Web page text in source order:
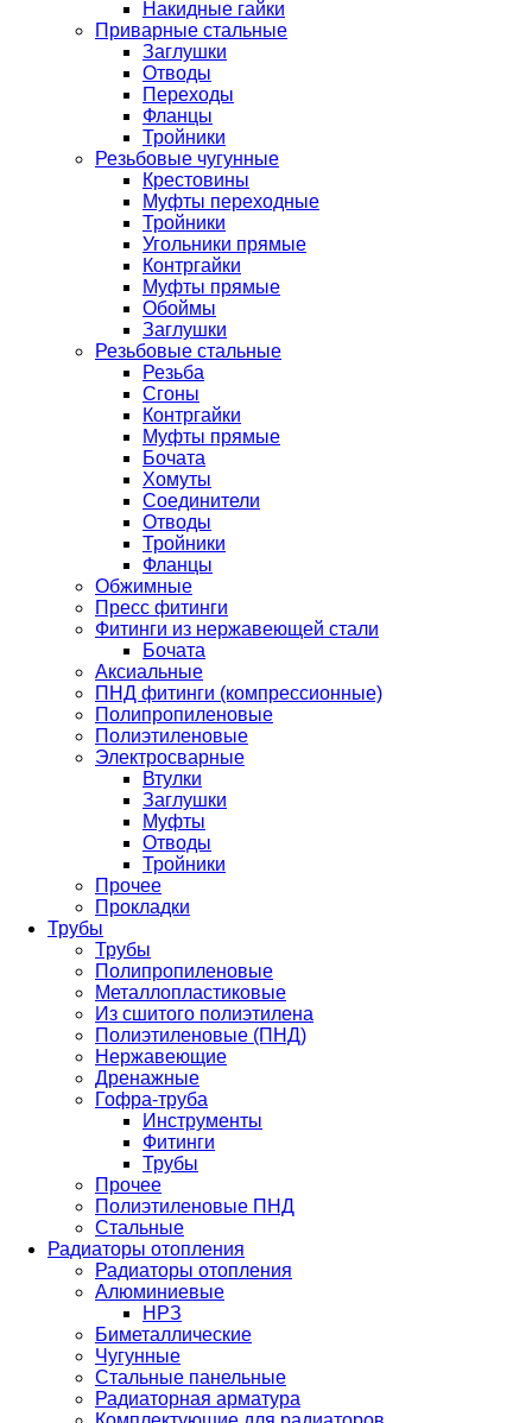
Накидные гайки
Приварные стальные
Заглушки
Отводы
Переходы
Фланцы
Тройники
Резьбовые чугунные
Крестовины
Муфты переходные
Тройники
Угольники прямые
Контргайки
Муфты прямые
Обоймы
Заглушки
Резьбовые стальные
Резьба
Сгоны
Контргайки
Муфты прямые
Бочата
Хомуты
Соединители
Отводы
Тройники
Фланцы
Обжимные
Пресс фитинги
Фитинги из нержавеющей стали
Бочата
Аксиальные
ПНД фитинги (компрессионные)
Полипропиленовые
Полиэтиленовые
Электросварные
Втулки
Заглушки
Муфты
Отводы
Тройники
Прочее
Прокладки
Трубы
Трубы
Полипропиленовые
Металлопластиковые
Из сшитого полиэтилена
Полиэтиленовые (ПНД)
Нержавеющие
Дренажные
Гофра-труба
Инструменты
Фитинги
Трубы
Прочее
Полиэтиленовые ПНД
Стальные
Радиаторы отопления
Радиаторы отопления
Алюминиевые
НРЗ
Биметаллические
Чугунные
Стальные панельные
Радиаторная арматура